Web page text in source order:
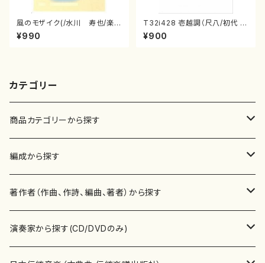
風のモザイク(/水川 寿也/楽
譜）
¥990
T32i428 壱越調（尺八/初代 中
村双葉/楽譜）都山流公刊楽譜曲
番:2133
¥900
カテゴリー
商品カテゴリーから探す
楽譜
書籍
書籍
テキストブック
CD・DVD
編成から探す
邦楽器
箏・琴（ソロ）
箏・琴（合奏）
合唱
著作者（作曲、作詩、編曲、著者）から探す
あ行
演奏家から探す(CD/DVDのみ)